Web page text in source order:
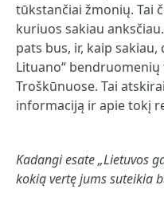
tūkstančiai žmonių. Tai
kuriuos sakiau
pats bus, ir, kaip
Lituano“
Troškūnuose. Tai
informaciją ir apie tokį
Kadangi esate „Lietuvos
kokią vertę jums suteikia